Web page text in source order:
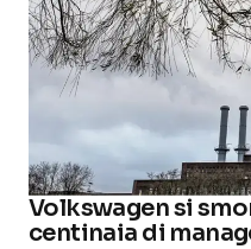
Volkswagen si
centinaia di